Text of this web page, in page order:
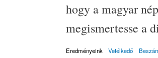
hogy a magyar
megismertesse a
Eredményeink Vetélkedő